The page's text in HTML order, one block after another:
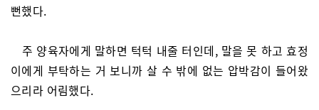
뻔했다.
주 양육자에게 말하면 턱턱 내줄 터인데, 말을 못 하고 효정
이에게 부탁하는 거 보니까 살 수 밖에 없는 압박감이 들어왔
으리라 어림했다.